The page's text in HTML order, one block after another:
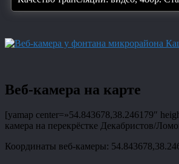
Веб-камера на карте
[yamap center=»54.843678,38.246179″
камера на перекрёстке Декабристов/
Координаты веб-камеры: